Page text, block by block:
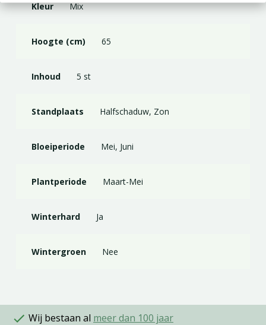
Kleur Mix
Hoogte (cm) 65
Inhoud 5 st
Standplaats Halfschaduw, Zon
Bloeiperiode Mei, Juni
Plantperiode Maart-Mei
Winterhard Ja
Wintergroen Nee
Wij bestaan al meer dan 100 jaar